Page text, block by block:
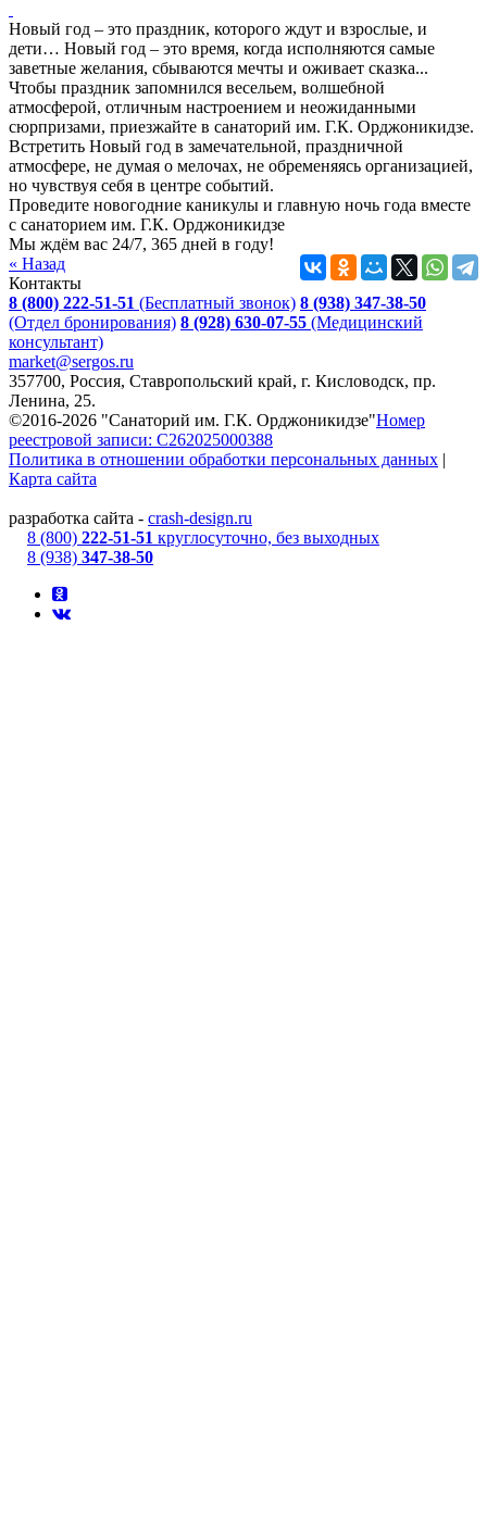
Новый год – это праздник, которого ждут и взрослые, и
дети… Новый год – это время, когда исполняются самые
заветные желания, сбываются мечты и оживает сказка...
Чтобы праздник запомнился весельем, волшебной
атмосферой, отличным настроением и неожиданными
сюрпризами, приезжайте в санаторий им. Г.К. Орджоникидзе.
Встретить Новый год в замечательной, праздничной
атмосфере, не думая о мелочах, не обременяясь организацией,
но чувствуя себя в центре событий.
Проведите новогодние каникулы и главную ночь года вместе
с санаторием им. Г.К. Орджоникидзе
Мы ждём вас 24/7, 365 дней в году!
« Назад
Контакты
8 (800) 222-51-51 (Бесплатный звонок) 8 (938) 347-38-50
(Отдел бронирования) 8 (928) 630-07-55 (Медицинский
консультант)
market@sergos.ru
357700, Россия, Ставропольский край, г. Кисловодск, пр.
Ленина, 25.
©2016-2026 "Санаторий им. Г.К. Орджоникидзе"Номер
реестровой записи: С262025000388
Политика в отношении обработки персональных данных |
Карта сайта
разработка сайта - crash-design.ru
8 (800) 222-51-51 круглосуточно, без выходных
8 (938) 347-38-50